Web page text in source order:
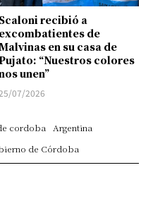
Scaloni recibió a
excombatientes de
en su casa de
“Nuestros colores
unen”
07/2026
cordoba
Argentina
de Córdoba